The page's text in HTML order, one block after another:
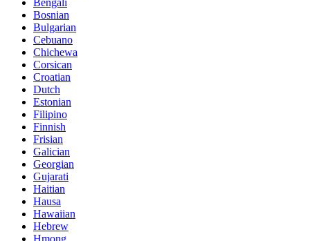
Bengali
Bosnian
Bulgarian
Cebuano
Chichewa
Corsican
Croatian
Dutch
Estonian
Filipino
Finnish
Frisian
Galician
Georgian
Gujarati
Haitian
Hausa
Hawaiian
Hebrew